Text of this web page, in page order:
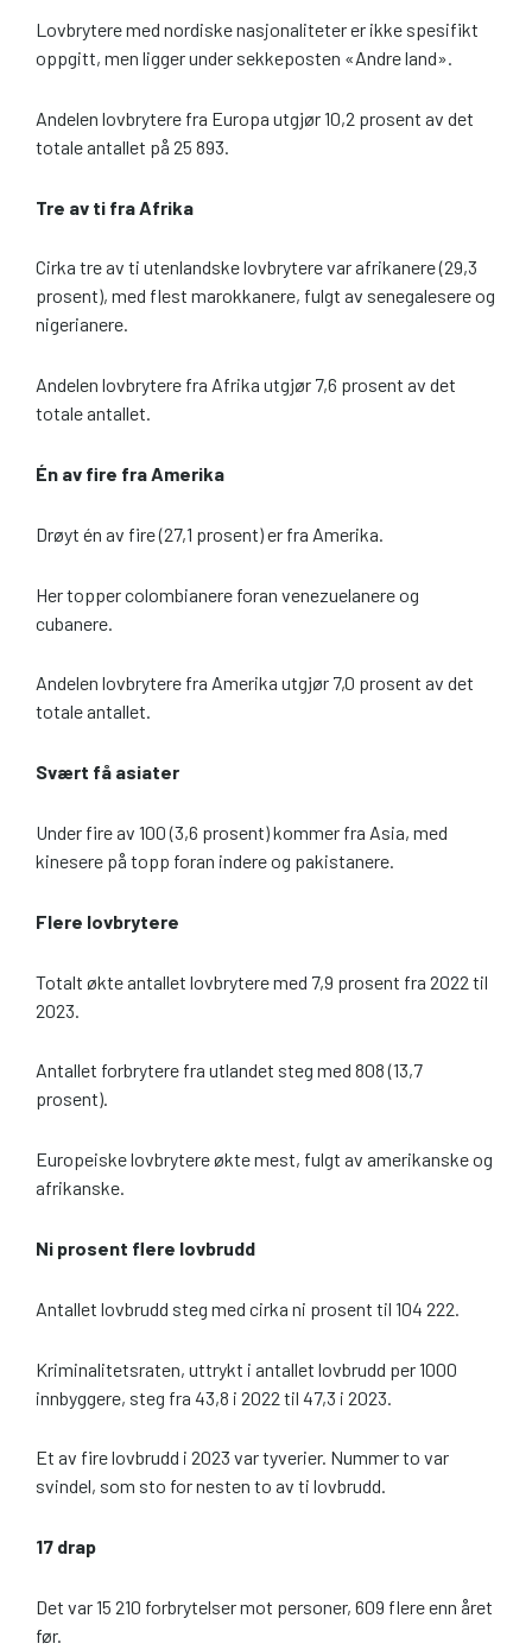
Lovbrytere med nordiske nasjonaliteter er ikke spesifikt
oppgitt, men ligger under sekkeposten «Andre land».
Andelen lovbrytere fra Europa utgjør 10,2 prosent av det
totale antallet på 25 893.
Tre av ti fra Afrika
Cirka tre av ti utenlandske lovbrytere var afrikanere (29,3
prosent), med flest marokkanere, fulgt av senegalesere og
nigerianere.
Andelen lovbrytere fra Afrika utgjør 7,6 prosent av det
totale antallet.
Én av fire fra Amerika
Drøyt én av fire (27,1 prosent) er fra Amerika.
Her topper colombianere foran venezuelanere og
cubanere.
Andelen lovbrytere fra Amerika utgjør 7,0 prosent av det
totale antallet.
Svært få asiater
Under fire av 100 (3,6 prosent) kommer fra Asia, med
kinesere på topp foran indere og pakistanere.
Flere lovbrytere
Totalt økte antallet lovbrytere med 7,9 prosent fra 2022 til
2023.
Antallet forbrytere fra utlandet steg med 808 (13,7
prosent).
Europeiske lovbrytere økte mest, fulgt av amerikanske og
afrikanske.
Ni prosent flere lovbrudd
Antallet lovbrudd steg med cirka ni prosent til 104 222.
Kriminalitetsraten, uttrykt i antallet lovbrudd per 1000
innbyggere, steg fra 43,8 i 2022 til 47,3 i 2023.
Et av fire lovbrudd i 2023 var tyverier. Nummer to var
svindel, som sto for nesten to av ti lovbrudd.
17 drap
Det var 15 210 forbrytelser mot personer, 609 flere enn året
før.